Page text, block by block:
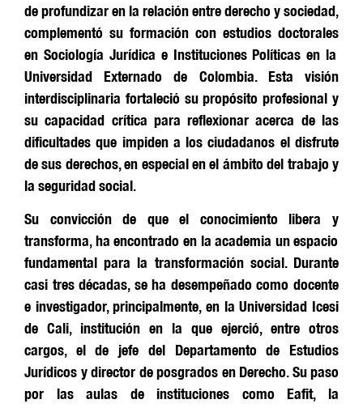
de profundizar en la relación entre derechoysociedad,
complementó su formación con estudios doctorales
en Sociología Jurídica e Instituciones Políticas en la
Universidad Externado de Colombia.
Esta visión
interdisciplinaria fortaleció su propósito profesional y
su capacidad crítica para reflexionar acerca de las
dificultades que impiden a los ciudadanos eldisfrute
de sus derechos, en especial en el ámbito del trabajo y
la seguridad social.
Su convicción de que el conocimiento libera y
transforma,ha encontrado en la academia un espacio
fundamental para la transformación social. Durante
casi tres décadas,se ha desempeñado como docente
e investigador, principalmente, en la Universidad Icesi
de Cali, institución en la que ejerció, entre otros
cargos, el de jefe del Departamento de Estudios
Jurídicos ydirector deposgrados en Derecho.Su paso
por las aulas de instituciones como Eafit, la